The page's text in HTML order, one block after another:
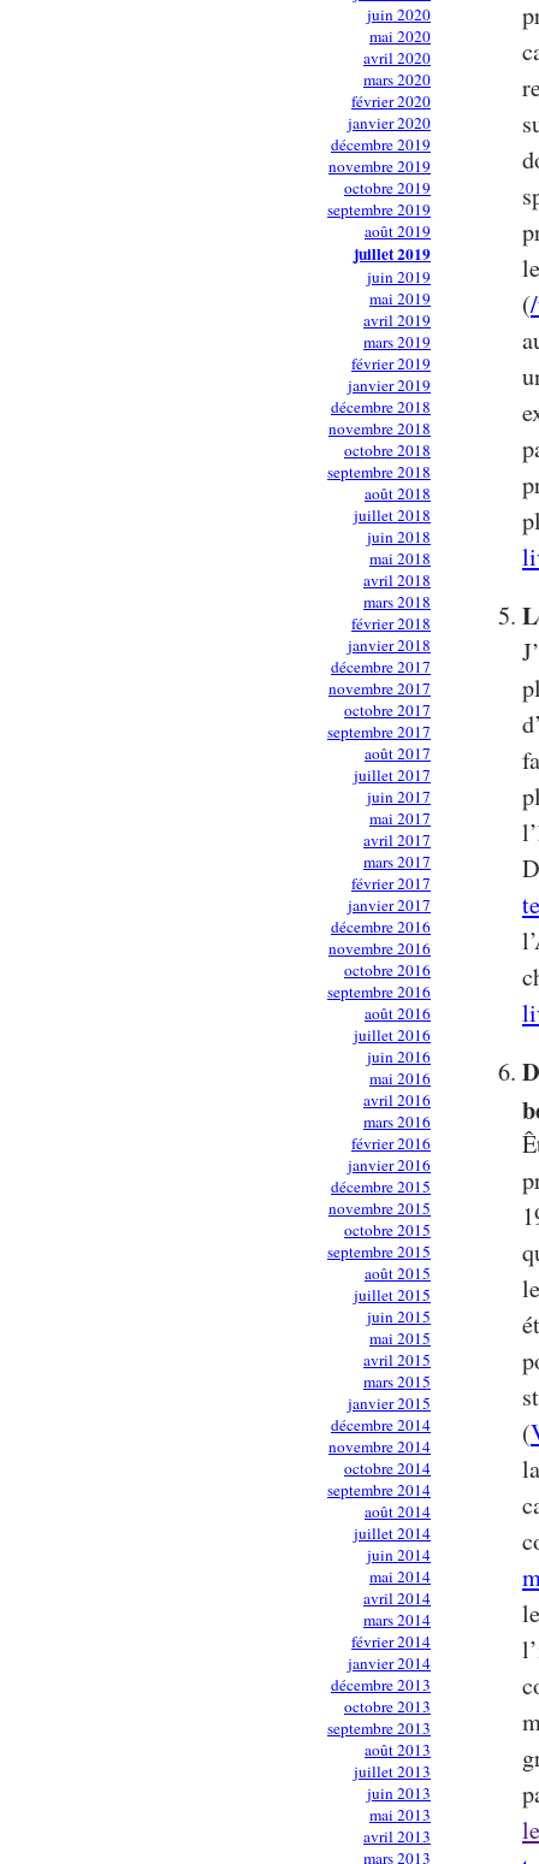
juin 2020
mai 2020
avril 2020
mars 2020
février 2020
janvier 2020
décembre 2019
novembre 2019
octobre 2019
septembre 2019
août 2019
juillet 2019
juin 2019
mai 2019
avril 2019
mars 2019
février 2019
janvier 2019
décembre 2018
novembre 2018
octobre 2018
septembre 2018
août 2018
juillet 2018
juin 2018
mai 2018
avril 2018
mars 2018
février 2018
janvier 2018
décembre 2017
novembre 2017
octobre 2017
septembre 2017
août 2017
juillet 2017
juin 2017
mai 2017
avril 2017
mars 2017
février 2017
janvier 2017
décembre 2016
novembre 2016
octobre 2016
septembre 2016
août 2016
juillet 2016
juin 2016
mai 2016
avril 2016
mars 2016
février 2016
janvier 2016
décembre 2015
novembre 2015
octobre 2015
septembre 2015
août 2015
juillet 2015
juin 2015
mai 2015
avril 2015
mars 2015
janvier 2015
décembre 2014
novembre 2014
octobre 2014
septembre 2014
août 2014
juillet 2014
juin 2014
mai 2014
avril 2014
mars 2014
février 2014
janvier 2014
décembre 2013
octobre 2013
septembre 2013
août 2013
juillet 2013
juin 2013
mai 2013
avril 2013
mars 2013
(
(